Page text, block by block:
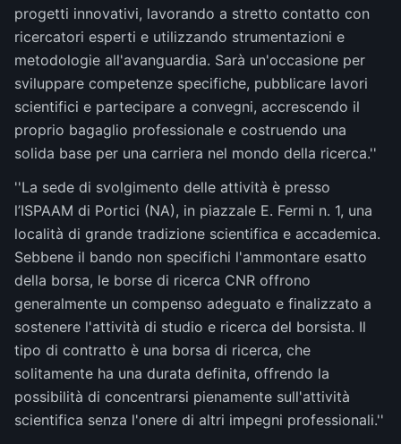
progetti innovativi, lavorando a stretto contatto con
ricercatori esperti e utilizzando strumentazioni e
metodologie all'avanguardia. Sarà un'occasione per
sviluppare competenze specifiche, pubblicare lavori
scientifici e partecipare a convegni, accrescendo il
proprio bagaglio professionale e costruendo una
solida base per una carriera nel mondo della ricerca.''
''La sede di svolgimento delle attività è presso
l’ISPAAM di Portici (NA), in piazzale E. Fermi n. 1, una
località di grande tradizione scientifica e accademica.
Sebbene il bando non specifichi l'ammontare esatto
della borsa, le borse di ricerca CNR offrono
generalmente un compenso adeguato e finalizzato a
sostenere l'attività di studio e ricerca del borsista. Il
tipo di contratto è una borsa di ricerca, che
solitamente ha una durata definita, offrendo la
possibilità di concentrarsi pienamente sull'attività
scientifica senza l'onere di altri impegni professionali.''